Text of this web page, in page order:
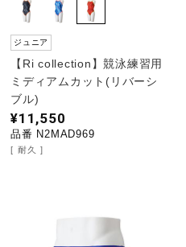
ジュニア
【Ri collection】競泳練習用
ミディアムカット(リバーシ
ブル)
¥11,550
品番 N2MAD969
耐久